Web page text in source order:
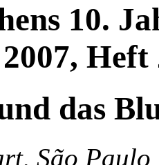
10.
Heft
das
São Paulo